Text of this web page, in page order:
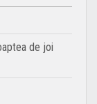
de joi